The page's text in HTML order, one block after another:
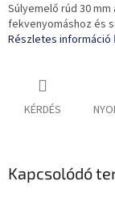
Súlyemelő rúd 30
fekvenyomáshoz és
Részletes információ
KÉRDÉS
Kapcsolódó